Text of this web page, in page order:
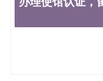
科、金融专业
信息，给出操
材料； 3、留
交时间，公司